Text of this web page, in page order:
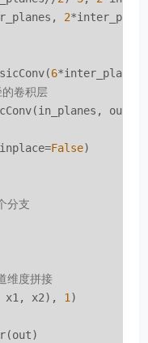
2
6
卷积层
False)
分支
维度拼接
x1, x2),
1 )